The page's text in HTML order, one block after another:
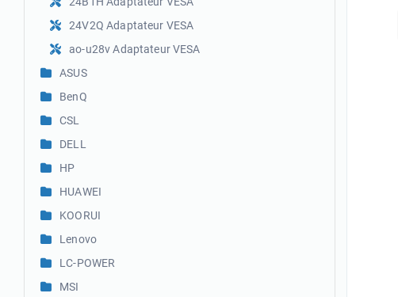
24V2Q Adaptateur VESA
ao-u28v Adaptateur VESA
ASUS
BenQ
CSL
DELL
HP
HUAWEI
KOORUI
Lenovo
LC-POWER
MSI